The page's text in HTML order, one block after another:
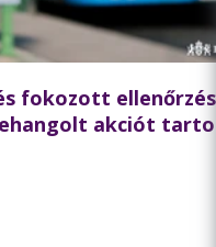
fokozott
akciót